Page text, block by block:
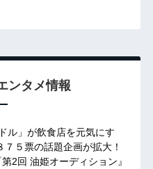
ンタメ情報
ル」が飲食店を元気にす
７５票の話題企画が拡大！
2回 油姫オーディション』